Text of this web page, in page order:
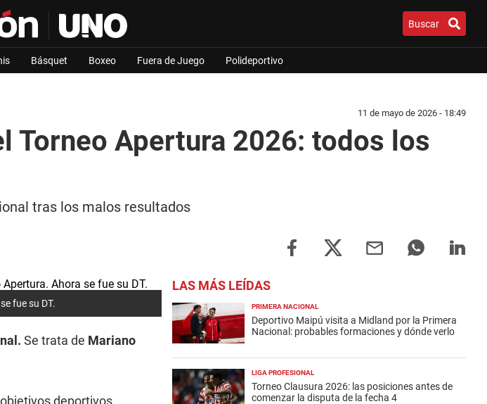
Buscar
Básquet Boxeo Fuera de Juego Polideportivo
11 de mayo de 2026 - 18:49
Torneo Apertura 2026: todos los
tras los malos resultados
fue su DT.
Se trata de Mariano
deportivos
LAS MÁS LEÍDAS
PRIMERA NACIONAL
Deportivo Maipú visita a Midland por la Primera
Nacional: probables formaciones y dónde verlo
LIGA PROFESIONAL
Torneo Clausura 2026: las posiciones antes de
comenzar la disputa de la fecha 4